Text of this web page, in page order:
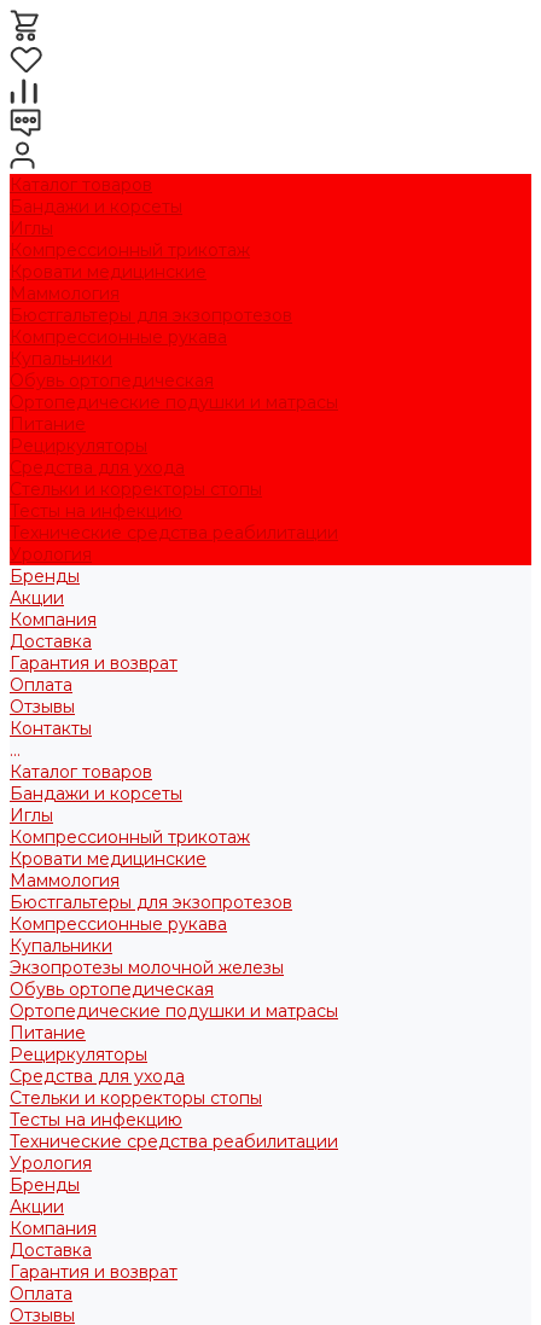
Каталог товаров
Бандажи и корсеты
Иглы
Компрессионный трикотаж
Кровати медицинские
Маммология
Бюстгальтеры для экзопротезов
Компрессионные рукава
Купальники
Обувь ортопедическая
Ортопедические подушки и матрасы
Питание
Рециркуляторы
Средства для ухода
Стельки и корректоры стопы
Тесты на инфекцию
Технические средства реабилитации
Урология
Бренды
Акции
Компания
Доставка
Гарантия и возврат
Оплата
Отзывы
Контакты
...
Каталог товаров
Бандажи и корсеты
Иглы
Компрессионный трикотаж
Кровати медицинские
Маммология
Бюстгальтеры для экзопротезов
Компрессионные рукава
Купальники
Экзопротезы молочной железы
Обувь ортопедическая
Ортопедические подушки и матрасы
Питание
Рециркуляторы
Средства для ухода
Стельки и корректоры стопы
Тесты на инфекцию
Технические средства реабилитации
Урология
Бренды
Акции
Компания
Доставка
Гарантия и возврат
Оплата
Отзывы